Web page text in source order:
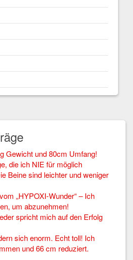
Gewicht und 80cm Umfang!
die ich NIE für möglich
Beine sind leichter und weniger
„HYPOXI-Wunder“ – Ich
um abzunehmen!
spricht mich auf den Erfolg
sich enorm. Echt toll! Ich
und 66 cm reduziert.